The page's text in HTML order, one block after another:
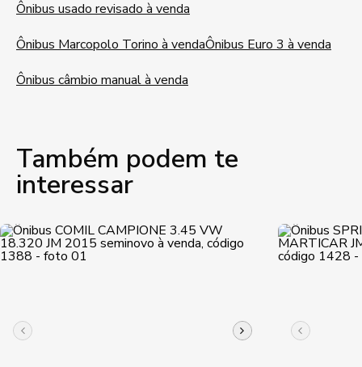
Ônibus usado revisado à venda
Ônibus Marcopolo Torino à vendaÔnibus Euro 3 à venda
Ônibus câmbio manual à venda
Também podem te
interessar